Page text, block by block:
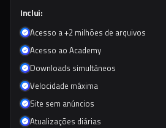
Inclui:
Acesso a +2 milhões de arquivos
Acesso ao Academy
Downloads simultâneos
Velocidade máxima
Site sem anúncios
Atualizações diárias